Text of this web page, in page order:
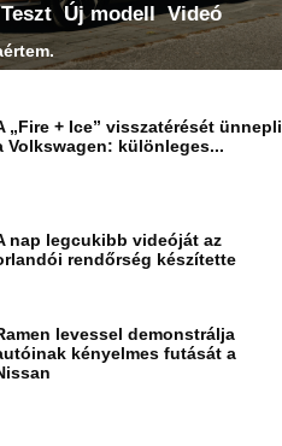
Teszt Új modell Videó
„Fire + Ice” visszatérését ünnepli
Volkswagen: különleges...
nap legcukibb videóját az
rendőrség készítette
levessel demonstrálja
kényelmes futását a